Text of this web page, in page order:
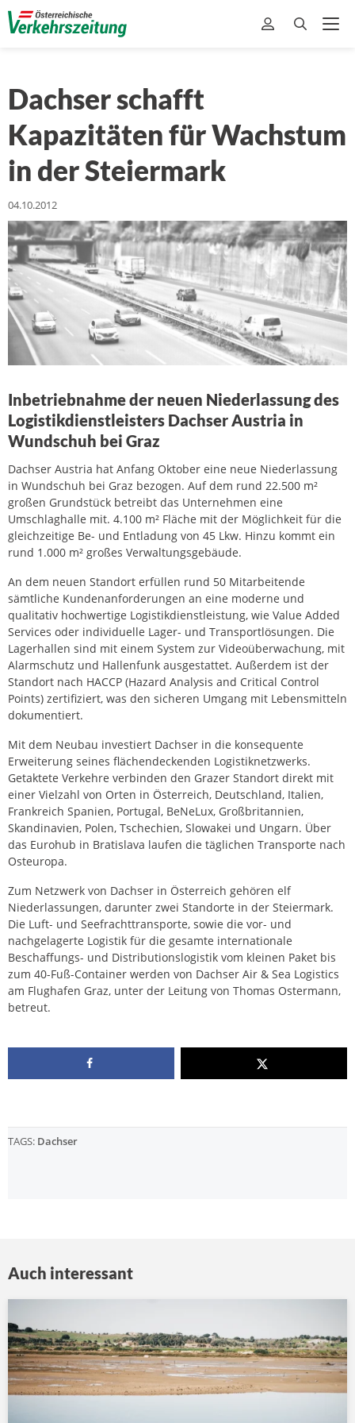
Dachser schafft
Kapazitäten für Wachstum
in der Steiermark
04.10.2012
Inbetriebnahme der neuen Niederlassung des
Logistikdienstleisters Dachser Austria in
Wundschuh bei Graz
Dachser Austria hat Anfang Oktober eine neue Niederlassung
in Wundschuh bei Graz bezogen. Auf dem rund 22.500 m²
großen Grundstück betreibt das Unternehmen eine
Umschlaghalle mit. 4.100 m² Fläche mit der Möglichkeit für die
gleichzeitige Be- und Entladung von 45 Lkw. Hinzu kommt ein
rund 1.000 m² großes Verwaltungsgebäude.
An dem neuen Standort erfüllen rund 50 Mitarbeitende
sämtliche Kundenanforderungen an eine moderne und
qualitativ hochwertige Logistikdienstleistung, wie Value Added
Services oder individuelle Lager- und Transportlösungen. Die
Lagerhallen sind mit einem System zur Videoüberwachung, mit
Alarmschutz und Hallenfunk ausgestattet. Außerdem ist der
Standort nach HACCP (Hazard Analysis and Critical Control
Points) zertifiziert, was den sicheren Umgang mit Lebensmitteln
dokumentiert.
Mit dem Neubau investiert Dachser in die konsequente
Erweiterung seines flächendeckenden Logistiknetzwerks.
Getaktete Verkehre verbinden den Grazer Standort direkt mit
einer Vielzahl von Orten in Österreich, Deutschland, Italien,
Frankreich Spanien, Portugal, BeNeLux, Großbritannien,
Skandinavien, Polen, Tschechien, Slowakei und Ungarn. Über
das Eurohub in Bratislava laufen die täglichen Transporte nach
Osteuropa.
Zum Netzwerk von Dachser in Österreich gehören elf
Niederlassungen, darunter zwei Standorte in der Steiermark.
Die Luft- und Seefrachttransporte, sowie die vor- und
nachgelagerte Logistik für die gesamte internationale
Beschaffungs- und Distributionslogistik vom kleinen Paket bis
zum 40-Fuß-Container werden von Dachser Air & Sea Logistics
am Flughafen Graz, unter der Leitung von Thomas Ostermann,
betreut.
TAGS: Dachser
Auch interessant